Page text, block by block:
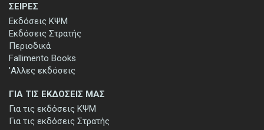
ΣΕΙΡΕΣ
Εκδόσεις ΚΨΜ
Εκδόσεις Στρατής
Περιοδικά
Fallimento Books
'Αλλες εκδόσεις
ΓΙΑ ΤΙΣ ΕΚΔΟΣΕΙΣ ΜΑΣ
Για τις εκδόσεις ΚΨΜ
Για τις εκδόσεις Στρατής